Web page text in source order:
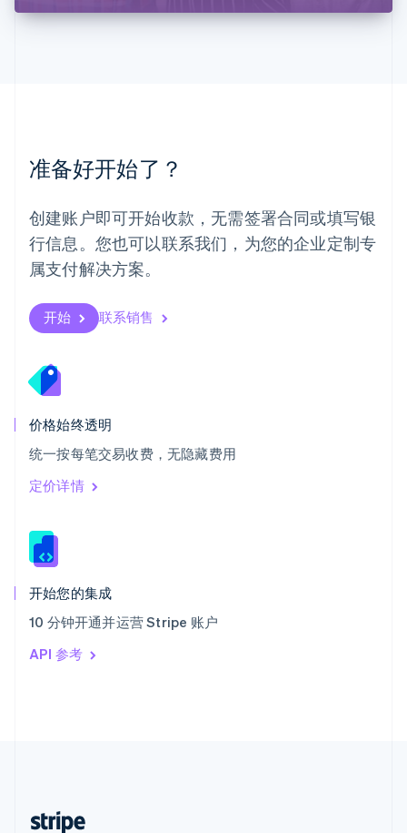
准备好开始了？
创建账户即可开始收款，无需签署合同或填写银
行信息。您也可以联系我们，为您的企业定制专
属支付解决方案。
开始 联系销售
价格始终透明
统一按每笔交易收费，无隐藏费用
定价详情
开始您的集成
10 分钟开通并运营 Stripe 账户
API 参考
美国
日本
日本語English
SvenskaEnglish
瑞士
DeutschFrançais ItalianoEnglish
塞浦路斯
斯洛伐克
English
English
泰国
ไทย
希腊
English
西班牙
Español
新加坡
新西兰
匈牙利
English
ItalianoEnglish
印度
English